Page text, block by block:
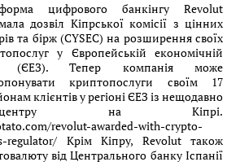
цифрового банкінгу Revolut
дозвіл Кіпрської комісії з цінних
та бірж (CYSEC) на розширення своїх
у Європейській економічній
(ЄЕЗ). Тепер компанія може
криптопослуги своїм 17
клієнтів у регіоні ЄЕЗ із нещодавно
центру на Кіпрі.
revolut-awarded-with-crypto-
regulator/ Крім Кіпру, Revolut також
від Центрального банку Іспанії